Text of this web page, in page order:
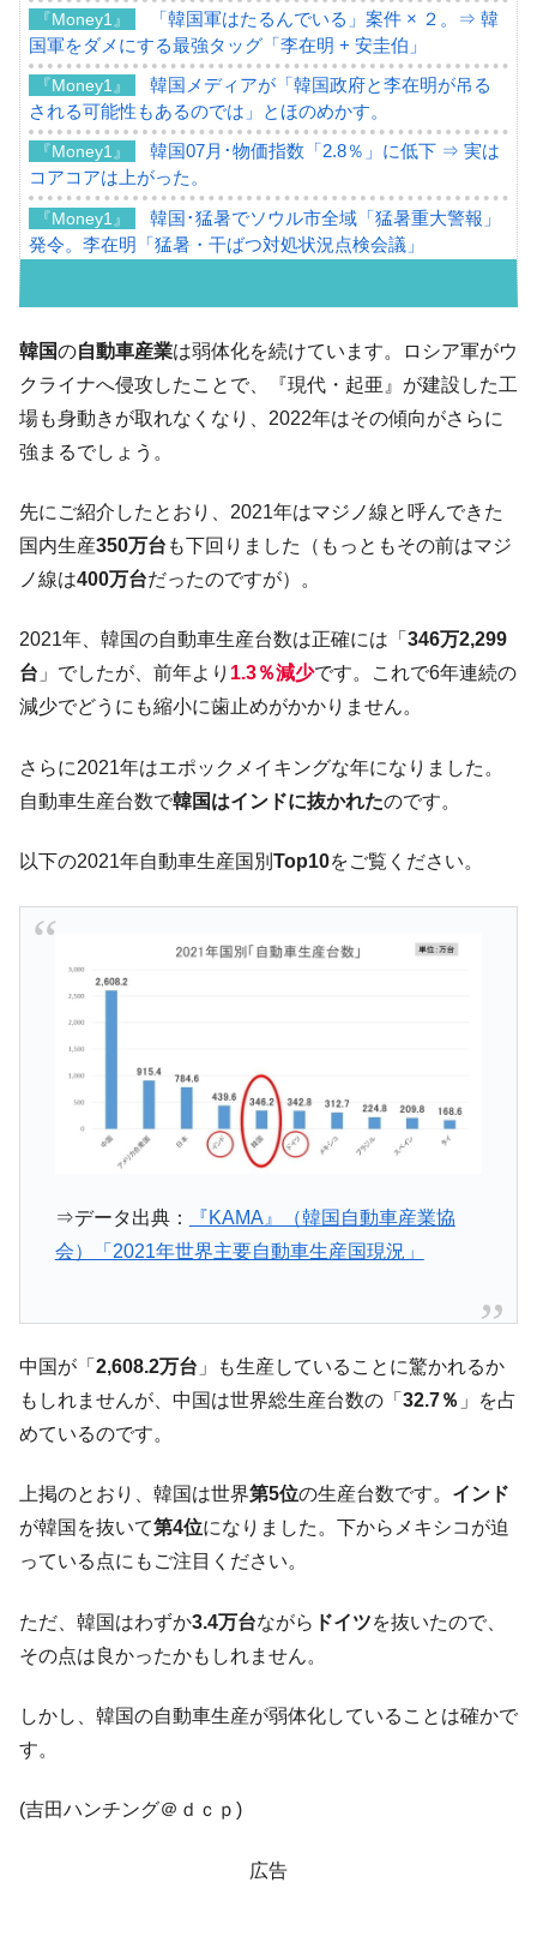
『Money1』
「韓国軍はたるんでいる」案件 × ２。⇒ 韓
国軍をダメにする最強タッグ「李在明 + 安圭伯」
『Money1』
韓国メディアが「韓国政府と李在明が吊る
される可能性もあるのでは」とほのめかす。
『Money1』
韓国07月･物価指数「2.8％」に低下 ⇒ 実は
コアコアは上がった。
『Money1』
韓国･猛暑でソウル市全域「猛暑重大警報」
発令。李在明「猛暑・干ばつ対処状況点検会議」
07月販売台数は去年のほぼ半分「71台」しか売れなかっ
た。『起亜』は9台だけ
『Money1』
韓国「信用赦免を何回やっても、何回やっ
落！
『Money1』
韓国「2026年07月の輸出入」絶好調。半導
体だけで410億ドル、輸出全体の41％もある
や、若者に起業させよう」⇒ どんな雇用対策だソレ。
『Money1』
【韓国の外貨準備】2026年07月は4,279億ド
ル。外平債の発行「19.4億ドル」
ーにウソのデータを入力したのは明白だ」
『Money1』
韓国･李在明さっそく不動産対策で浅薄な発
『Money1』
韓国は「中国と同じく」投資に不適格な国
『Money1』
す」⇒「金を経由するドル入手」手段ではないのか？
『Money1』
ル」まで拡大 ⇒ 海外資金の動きに強く左右される状態
韓国･帰ってきた李在明。李在明を支持しな
い「50.5％」に上昇
『Money1』
韓国大統領府ボンクラ政策室長が告発され
た ⇒ 国家が行った恐るべき株価操作であり、空前の国政壟
『Money1』
韓国･警察職員が「丸刈りになって抗議活
動」
『Money1』
韓国製造業「半導体絶好調」のウラで他業
種は全般的「不調」⇒ PSIが示す現況は決して良くない。
『Money1』
ン』1人当たり賠償10万ウォンを認定 ⇒ 総額3兆7,000億
『Money1』 韓国で猛暑。南東部では干ばつ
『Money1』
韓国型イージス搭載の次世代駆逐艦
「KDDX」1番艦、2032年竣工と公示
に韓国がいっちょがみしたのでは。
『Money1』
韓国政府『BYD』車への補助金を全廃 ⇒ 実
1.9倍！
『Money1』
ドを掲げる「在韓反米勢力」
ータセンター整備」⇒ だから無理だってば。
韓国の自動車産業は弱体化を続けています。ロシア軍がウ
クライナへ侵攻したことで、『現代・起亜』が建設した工
場も身動きが取れなくなり、2022年はその傾向がさらに
強まるでしょう。
先にご紹介したとおり、2021年はマジノ線と呼んできた
国内生産350万台 も下回りました（もっともその前はマジ
ノ線は400万台だったのですが）。
2021年、韓国の自動車生産台数は正確には「 346万2,299
台 」でしたが、前年より 1.3％減少です。これで6年連続の
減少でどうにも縮小に歯止めがかかりません。
さらに2021年はエポックメイキングな年になりました。
自動車生産台数で韓国はインドに抜かれたのです。
以下の2021年自動車生産国別 Top10をご覧ください。
⇒データ出典：
『KAMA』（韓国自動車産業協
会）「2021年世界主要自動車生産国現況」
中国が「 2,608.2万台 」も生産していることに驚かれるか
もしれませんが、中国は世界総生産台数の「 32.7％ 」を占
めているのです。
上掲のとおり、韓国は世界第5位の生産台数です。 インド
が韓国を抜いて第4位になりました。下からメキシコが迫
っている点にもご注目ください。
ただ、韓国はわずか3.4万台ながら ドイツを抜いたので、
その点は良かったかもしれません。
しかし、韓国の自動車生産が弱体化していることは確かで
す。
(吉田ハンチング＠ｄｃｐ)
広告